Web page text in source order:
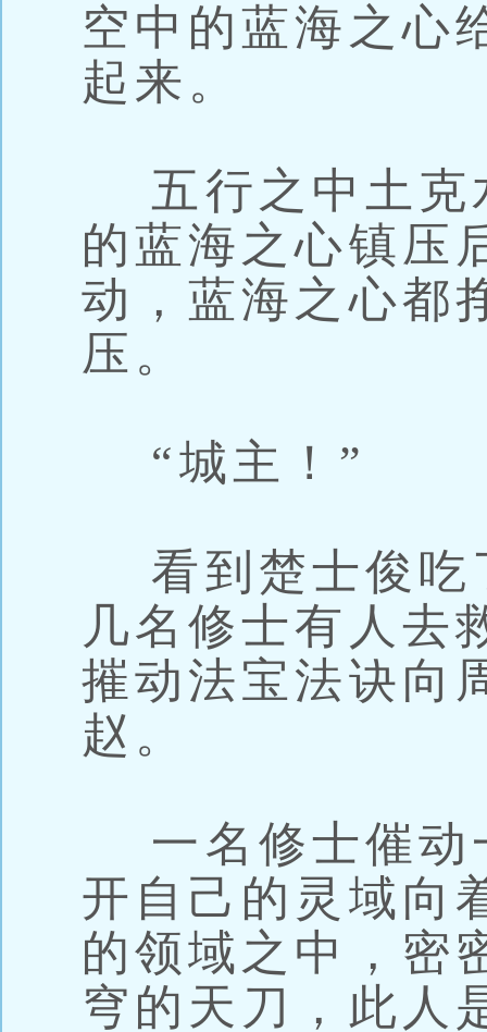
空中的蓝海之心
起来。
五行之中土克
的蓝海之心镇压
动，蓝海之心都
压。
“城主！”
看到楚士俊吃
几名修士有人去
摧动法宝法诀向
赵。
一名修士催动
开自己的灵域向
的领域之中，密
穹的天刀，此人